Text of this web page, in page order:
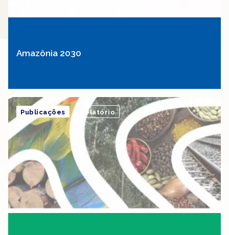
Amazônia 2030
Publicações Relatório